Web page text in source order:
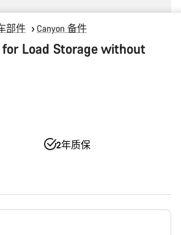
部件 Canyon 备件
for Load Storage without
2年质保